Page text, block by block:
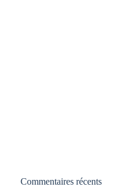
Commentaires récents